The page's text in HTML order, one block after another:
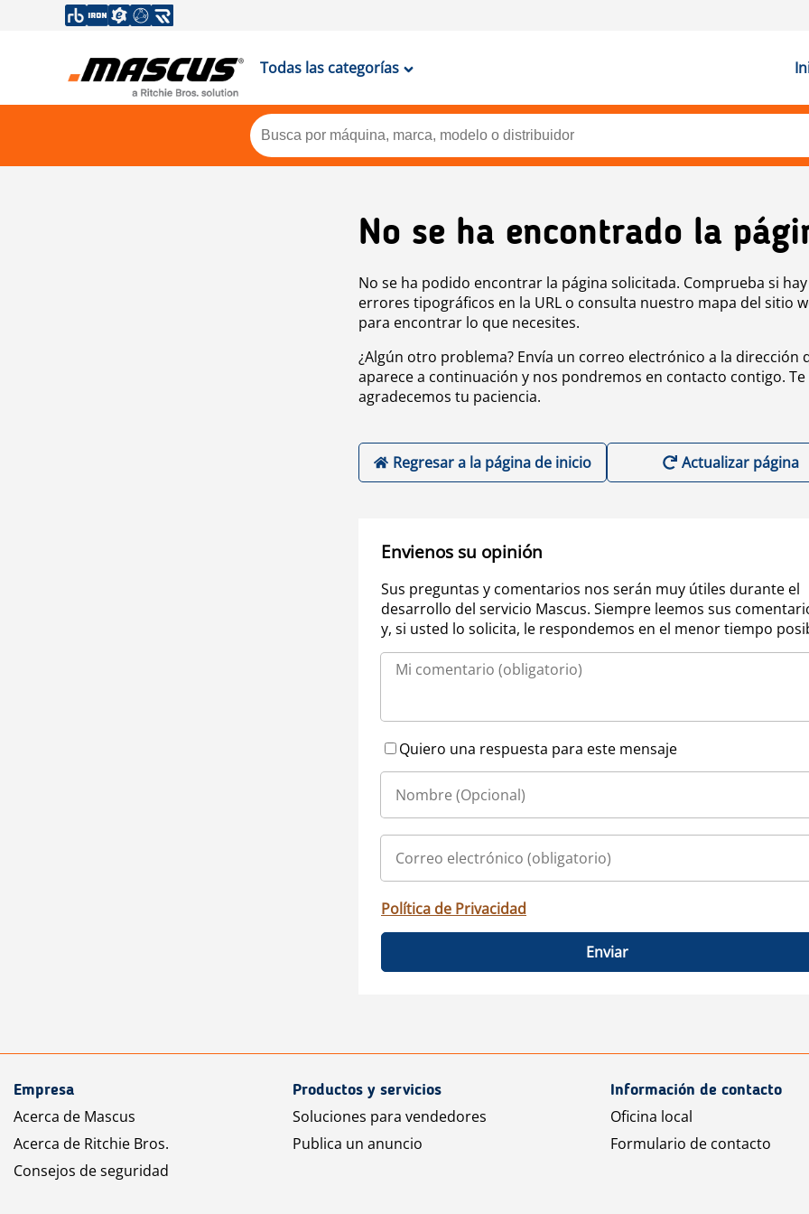
Todas las categorías
No se ha encontrado la
No se ha podido encontrar la página solicitada. Comprueba si hay
errores tipográficos en la URL o consulta nuestro mapa del sitio
para encontrar lo que necesites.
¿Algún otro problema? Envía un correo electrónico a la dirección
aparece a continuación y nos pondremos en contacto contigo. Te
agradecemos tu paciencia.
Regresar a la página de inicio Actualizar página
Envienos su opinión
Sus preguntas y comentarios nos serán muy útiles durante el
desarrollo del servicio Mascus. Siempre leemos sus
y, si usted lo solicita, le respondemos en el menor tiempo
Quiero una respuesta para este mensaje
Política de Privacidad
Enviar
Empresa
Acerca de Mascus
Acerca de Ritchie Bros.
Consejos de seguridad
Productos y servicios
Soluciones para vendedores
Publica un anuncio
Información de contacto
Oficina local
Formulario de contacto